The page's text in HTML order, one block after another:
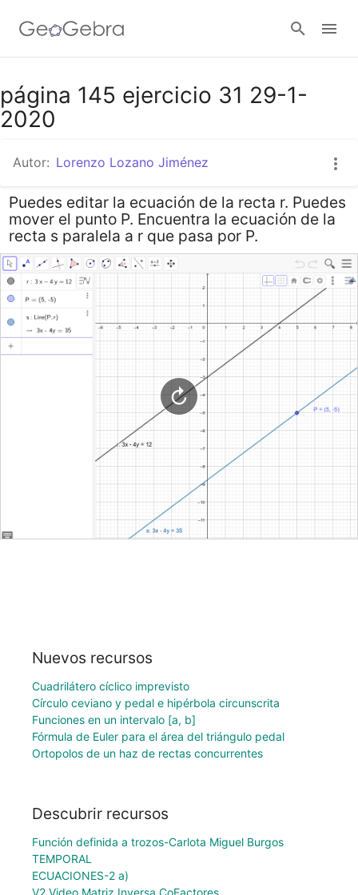
Google Classroom
Abrir sesión
página 145 ejercicio 31 29-1-
2020
Autor: Lorenzo Lozano Jiménez
Puedes editar la ecuación de la recta r. Puedes
mover el punto P. Encuentra la ecuación de la
recta s paralela a r que pasa por P.
Nuevos recursos
Cuadrilátero cíclico imprevisto
Círculo ceviano y pedal e hipérbola circunscrita
Funciones en un intervalo [a, b]
Fórmula de Euler para el área del triángulo pedal
Ortopolos de un haz de rectas concurrentes
Descubrir recursos
Función definida a trozos-Carlota Miguel Burgos
TEMPORAL
ECUACIONES-2 a)